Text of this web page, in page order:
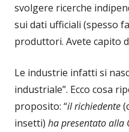
svolgere ricerche
sui dati ufficiali (spesso
produttori. Avete capito
Le industrie infatti si
industriale”. Ecco cosa
proposito: “il richiedente
insetti) ha presentato alla